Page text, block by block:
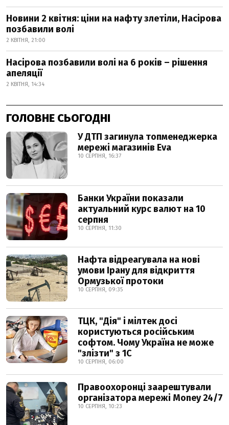
Новини 2 квітня: ціни на нафту злетіли, Насірова
позбавили волі
2 КВІТНЯ, 21:00
Насірова позбавили волі на 6 років – рішення
апеляції
2 КВІТНЯ, 14:34
ГОЛОВНЕ СЬОГОДНІ
У ДТП загинула топменеджерка
мережі магазинів Eva
10 СЕРПНЯ, 16:37
Банки України показали
актуальний курс валют на 10
серпня
10 СЕРПНЯ, 11:30
Нафта відреагувала на нові
умови Ірану для відкриття
Ормузької протоки
10 СЕРПНЯ, 09:35
ТЦК, "Дія" і мілтек досі
користуються російським
софтом. Чому Україна не може
"злізти" з 1С
10 СЕРПНЯ, 06:00
Правоохоронці заарештували
організатора мережі Money 24/7
10 СЕРПНЯ, 10:23